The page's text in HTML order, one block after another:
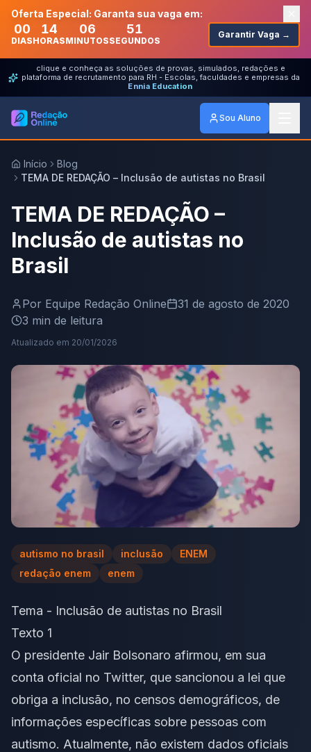
Oferta Especial: Garanta sua vaga em:
00
DIAS
14
HORAS
06
MINUTOS
51
SEGUNDOS
Garantir Vaga →
clique e conheça as soluções de provas, simulados, redações e
plataforma de recrutamento para RH - Escolas, faculdades e empresas da
Ennia Education
Sou Aluno
Início
Blog
TEMA DE REDAÇÃO – Inclusão de autistas no Brasil
TEMA DE REDAÇÃO –
Inclusão de autistas no
Brasil
Por Equipe Redação Online
31 de agosto de 2020
3 min de leitura
Atualizado em 20/01/2026
autismo no brasil inclusão
ENEM
redação enem
enem
Tema - Inclusão de autistas no Brasil
Texto 1
O presidente Jair Bolsonaro afirmou, em sua
conta oficial no Twitter, que sancionou a lei que
obriga a inclusão, no censos demográficos, de
informações específicas sobre pessoas com
autismo. Atualmente, não existem dados oficiais